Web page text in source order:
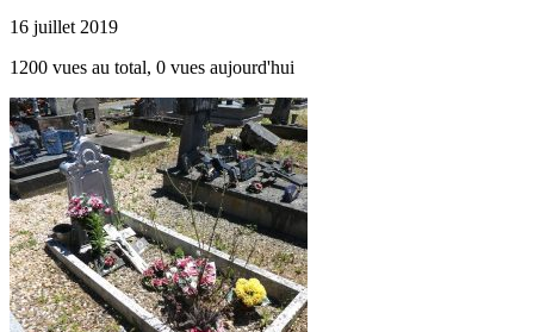
16 juillet 2019
1200 vues au total, 0 vues aujourd'hui